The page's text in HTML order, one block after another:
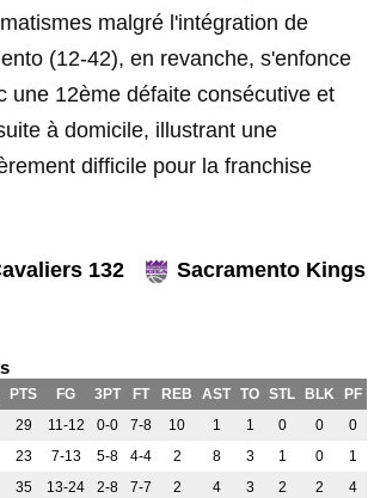
malgré l'intégration de
(12-42), en revanche, s'enfonce
une 12ème défaite consécutive et
à domicile, illustrant une
difficile pour la franchise
132
Sacramento Kings
PTS FG 3PT FT REB AST TO STL BLK
PF
29 11-12 0-0 7-8 10 1 1 0 0
0
23 7-13 5-8 4-4 2 8 3 1 0
1
35 13-24 2-8 7-7 2 4 3 2 2
4